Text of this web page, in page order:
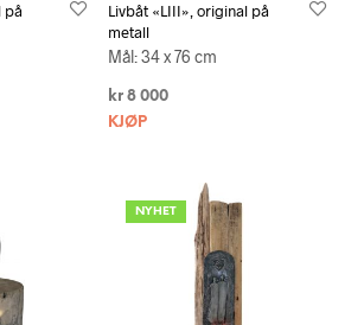
på
Livbåt «LIII», original på
metall
Mål: 34 x 76 cm
kr8 000
KJØP
NYHET